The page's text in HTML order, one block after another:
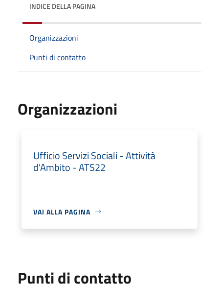
INDICE DELLA PAGINA
Organizzazioni
Punti di contatto
Organizzazioni
Ufficio Servizi Sociali - Attività
d'Ambito - ATS22
VAI ALLA PAGINA
Punti di contatto